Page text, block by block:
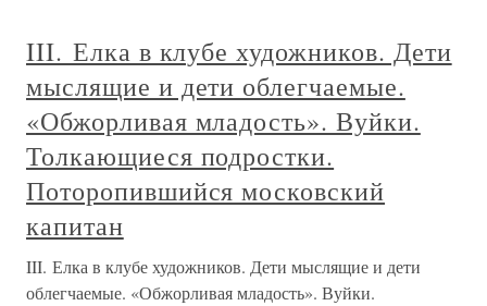
III. Елка в клубе художников. Дети
мыслящие и дети облегчаемые.
«Обжорливая младость». Вуйки.
Толкающиеся подростки.
Поторопившийся московский
капитан
III. Елка в клубе художников. Дети мыслящие и дети
облегчаемые. «Обжорливая младость». Вуйки.